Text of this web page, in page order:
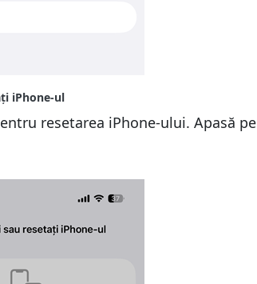
resetarea iPhone-ului. Apasă pe